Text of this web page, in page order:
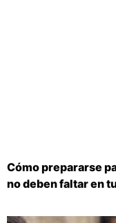
Cómo prepararse
no deben faltar en